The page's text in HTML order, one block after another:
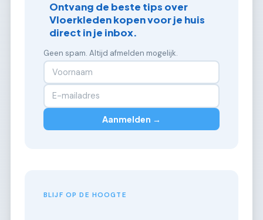
Ontvang de beste tips over
Vloerkleden kopen voor je huis
direct in je inbox.
Geen spam. Altijd afmelden mogelijk.
Aanmelden →
BLIJF OP DE HOOGTE